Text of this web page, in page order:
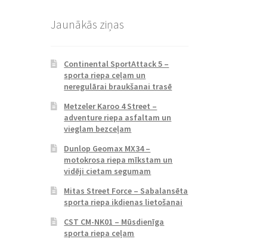
Jaunākās ziņas
Continental SportAttack 5 –
sporta riepa ceļam un
neregulārai braukšanai trasē
Metzeler Karoo 4 Street –
adventure riepa asfaltam un
vieglam bezceļam
Dunlop Geomax MX34 –
motokrosa riepa mīkstam un
vidēji cietam segumam
Mitas Street Force – Sabalansēta
sporta riepa ikdienas lietošanai
CST CM-NK01 – Mūsdienīga
sporta riepa ceļam